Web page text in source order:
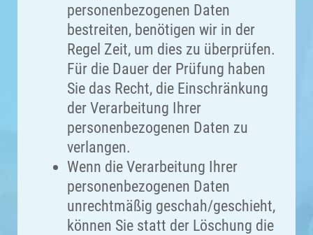
personenbezogenen Daten
bestreiten, benötigen wir in der
Regel Zeit, um dies zu überprüfen.
Für die Dauer der Prüfung haben
Sie das Recht, die Einschränkung
der Verarbeitung Ihrer
personenbezogenen Daten zu
verlangen.
Wenn die Verarbeitung Ihrer
personenbezogenen Daten
unrechtmäßig geschah/geschieht,
können Sie statt der Löschung die